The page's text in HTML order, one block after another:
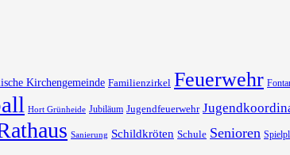
Kirchengemeinde Familienzirkel Feuerwehr
Hort Grünheide Jubiläum Jugendfeuerwehr
Sanierung Schildkröten Schule Senioren